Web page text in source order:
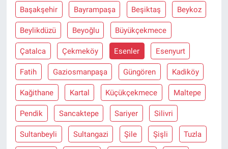
Başakşehir Bayrampaşa Beşiktaş Beykoz
Beylikdüzü Beyoğlu Büyükçekmece
Çatalca Çekmeköy Esenler Esenyurt
Fatih Gaziosmanpaşa Güngören Kadiköy
Kağithane Kartal Küçükçekmece Maltepe
Pendik Sancaktepe Sariyer Silivri
Sultanbeyli Sultangazi Şile Şişli Tuzla